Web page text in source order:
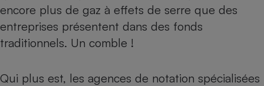
encore plus de gaz à effets de serre que des
entreprises présentent dans des fonds
traditionnels. Un comble !
Qui plus est, les agences de notation spécialisées